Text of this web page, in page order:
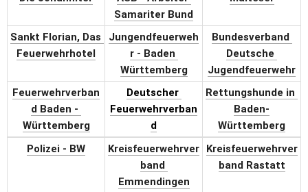
Samariter Bund
Sankt Florian, Das
Feuerwehrhotel
Jungendfeuerweh
r - Baden
Württemberg
Bundesverband
Deutsche
Jugendfeuerwehr
Feuerwehrverban
d Baden -
Württemberg
Deutscher
Feuerwehrverban
d
Rettungshunde in
Baden-
Württemberg
Polizei - BW
Kreisfeuerwehrver
band
Emmendingen
Kreisfeuerwehrver
band Rastatt